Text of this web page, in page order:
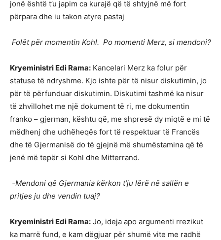
jonë është t’u japim ca kurajë që të shtyjnë më fort
përpara dhe iu takon atyre pastaj
Folët për momentin Kohl. Po momenti Merz, si mendoni?
Kryeministri Edi Rama: Kancelari Merz ka folur për
statuse të ndryshme. Kjo ishte për të nisur diskutimin, jo
për të përfunduar diskutimin. Diskutimi tashmë ka nisur
të zhvillohet me një dokument të ri, me dokumentin
franko – gjerman, kështu që, me shpresë dy miqtë e mi të
mëdhenj dhe udhëheqës fort të respektuar të Francës
dhe të Gjermanisë do të gjejnë më shumëstamina që të
jenë më tepër si Kohl dhe Mitterrand.
-Mendoni që Gjermania kërkon t’ju lërë në sallën e
pritjes ju dhe vendin tuaj?
Kryeministri Edi Rama: Jo, ideja apo argumenti rrezikut
ka marrë fund, e kam dëgjuar për shumë vite me radhë